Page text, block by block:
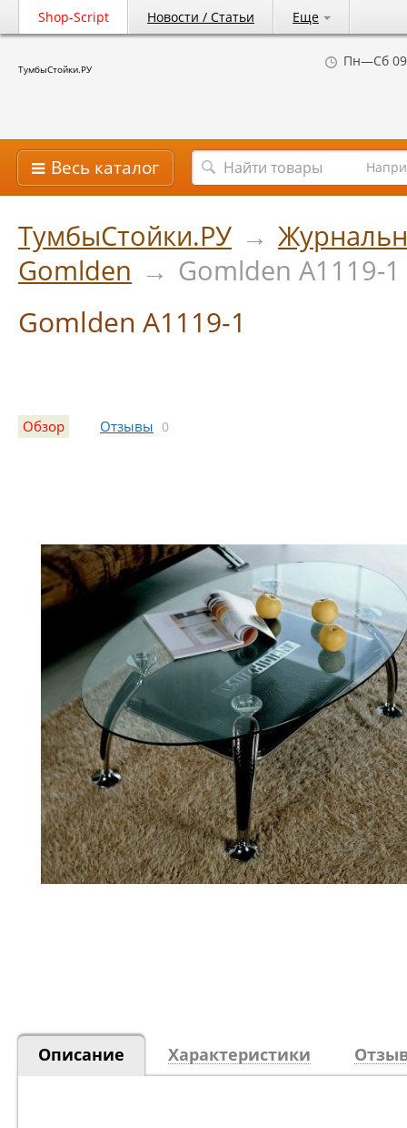
Shop-Script Новости / Статьи Еще
ТумбыСтойки.РУ Пн—Сб
Весь каталог
ТумбыСтойки.РУ →
Gomlden → Gomlden A1119-1
Gomlden A1119-1
Обзор Отзывы 0
Описание Характеристики